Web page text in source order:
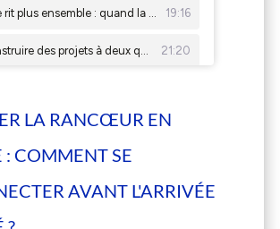
LA RANCŒUR EN
: COMMENT SE
AVANT L'ARRIVÉE